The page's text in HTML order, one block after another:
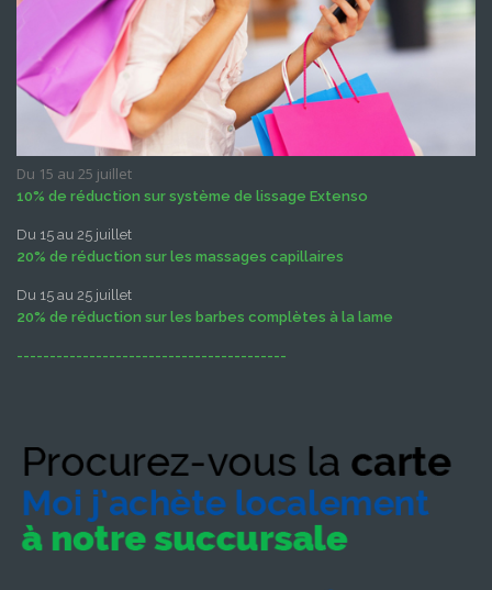
Du 15 au 25 juillet
10% de réduction sur système de lissage Extenso
Du 15 au 25 juillet
20% de réduction sur les massages capillaires
Du 15 au 25 juillet
20% de réduction sur les barbes complètes à la lame
-----------------------------------------